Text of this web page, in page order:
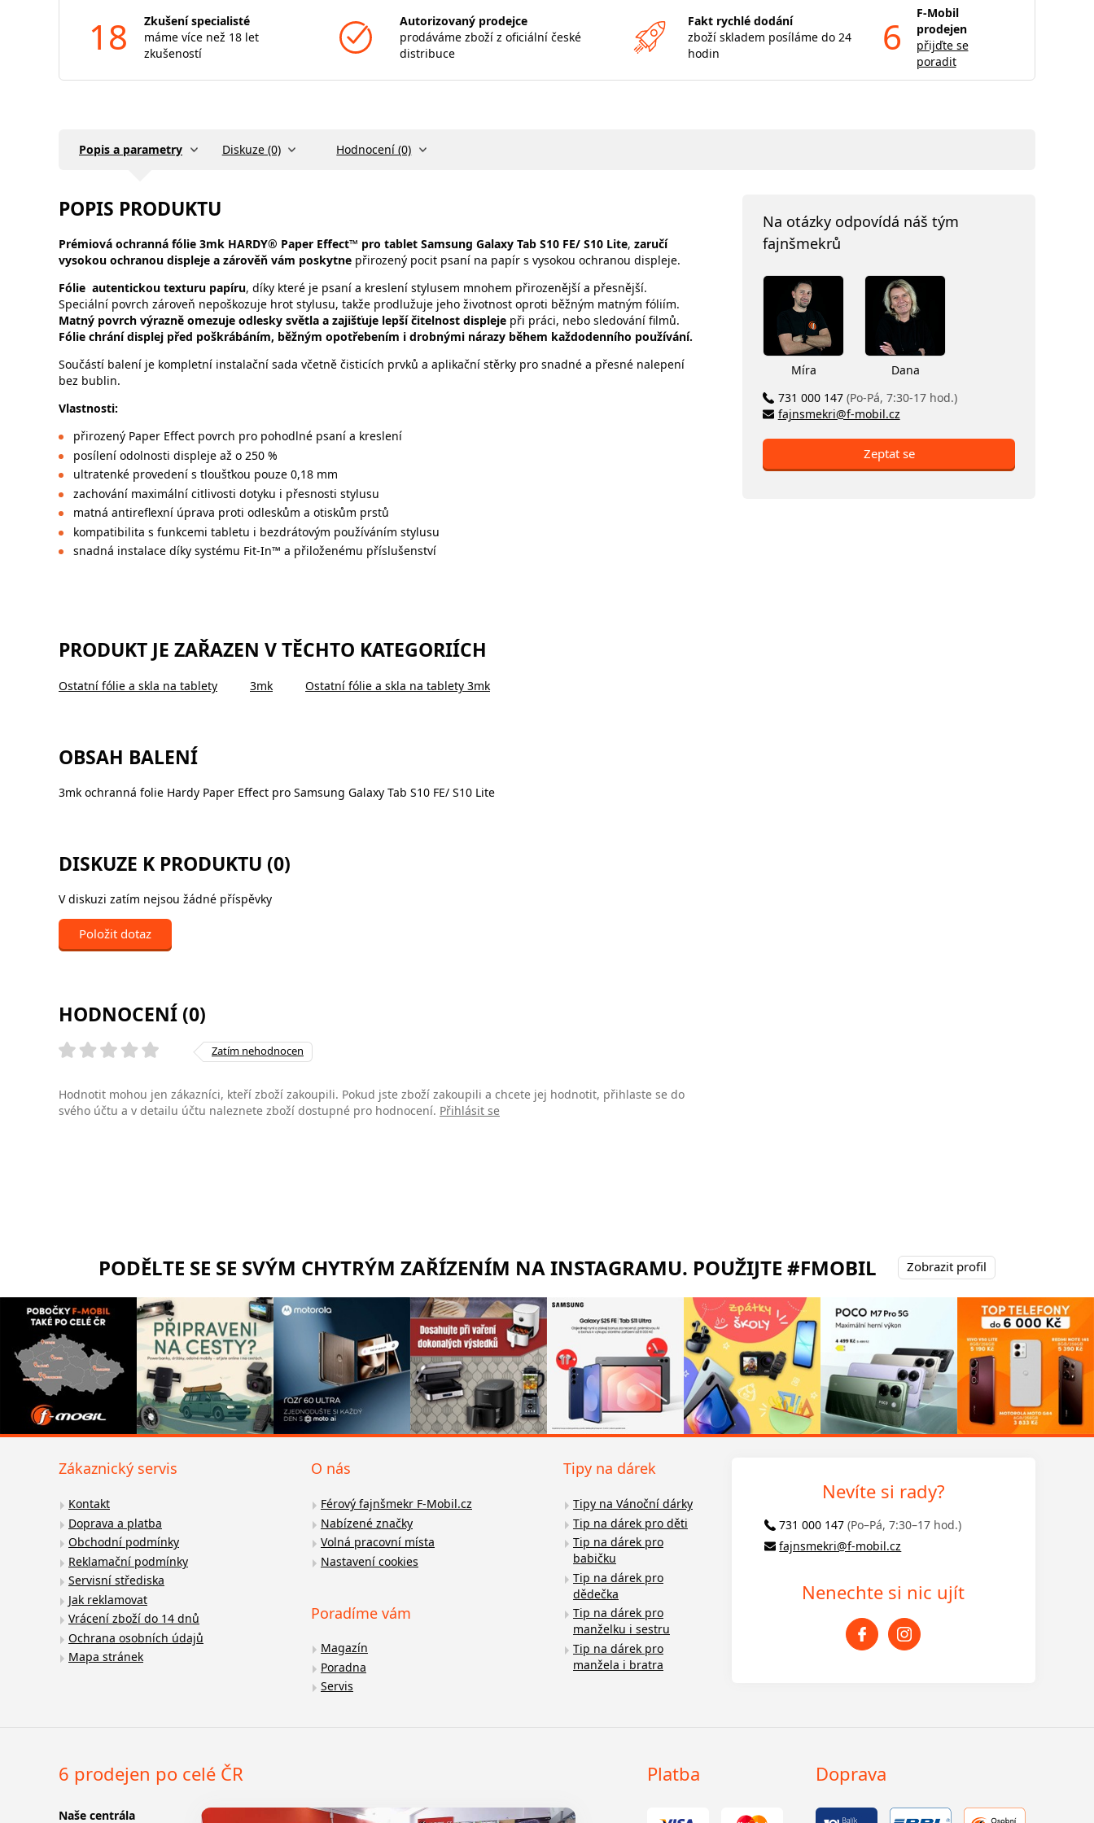
18
Zkušení specialisté
máme více než 18 let
zkušeností
Autorizovaný prodejce
prodáváme zboží z oficiální české
distribuce
Fakt rychlé dodání
zboží skladem posíláme do 24
hodin
6
F-Mobil
prodejen
přijďte se
poradit
Popis a parametry Diskuze (0) Hodnocení (0)
POPIS PRODUKTU
Prémiová ochranná fólie 3mk HARDY® Paper Effect™ pro tablet Samsung Galaxy Tab S10 FE/ S10 Lite, zaručí
vysokou ochranou displeje a zárověň vám poskytne přirozený pocit psaní na papír s vysokou ochranou displeje.
Fólie autentickou texturu papíru, díky které je psaní a kreslení stylusem mnohem přirozenější a přesnější.
Speciální povrch zároveň nepoškozuje hrot stylusu, takže prodlužuje jeho životnost oproti běžným matným fóliím.
Matný povrch výrazně omezuje odlesky světla a zajišťuje lepší čitelnost displeje při práci, nebo sledování filmů.
Fólie chrání displej před poškrábáním, běžným opotřebením i drobnými nárazy během každodenního používání.
Součástí balení je kompletní instalační sada včetně čisticích prvků a aplikační stěrky pro snadné a přesné nalepení
bez bublin.
Vlastnosti:
přirozený Paper Effect povrch pro pohodlné psaní a kreslení
posílení odolnosti displeje až o 250 %
ultratenké provedení s tloušťkou pouze 0,18 mm
zachování maximální citlivosti dotyku i přesnosti stylusu
matná antireflexní úprava proti odleskům a otiskům prstů
kompatibilita s funkcemi tabletu i bezdrátovým používáním stylusu
snadná instalace díky systému Fit-In™ a přiloženému příslušenství
PRODUKT JE ZAŘAZEN V TĚCHTO KATEGORIÍCH
Ostatní fólie a skla na tablety 3mk Ostatní fólie a skla na tablety 3mk
OBSAH BALENÍ
3mk ochranná folie Hardy Paper Effect pro Samsung Galaxy Tab S10 FE/ S10 Lite
DISKUZE K PRODUKTU (0)
V diskuzi zatím nejsou žádné příspěvky
Položit dotaz
HODNOCENÍ (0)
Zatím nehodnocen
Hodnotit mohou jen zákazníci, kteří zboží zakoupili. Pokud jste zboží zakoupili a chcete jej hodnotit, přihlaste se do
svého účtu a v detailu účtu naleznete zboží dostupné pro hodnocení. Přihlásit se
Na otázky odpovídá náš tým
fajnšmekrů
Míra
Dana
731 000 147 (Po-Pá, 7:30-17 hod.)
fajnsmekri@f-mobil.cz
Zeptat se
PODĚLTE SE SE SVÝM CHYTRÝM ZAŘÍZENÍM NA INSTAGRAMU. POUŽIJTE #FMOBIL Zobrazit profil
Zákaznický servis
Kontakt
Doprava a platba
Obchodní podmínky
Reklamační podmínky
Servisní střediska
Jak reklamovat
Vrácení zboží do 14 dnů
Ochrana osobních údajů
Mapa stránek
O nás
Férový fajnšmekr F-Mobil.cz
Nabízené značky
Volná pracovní místa
Nastavení cookies
Poradíme vám
Magazín
Poradna
Servis
Tipy na dárek
Tipy na Vánoční dárky
Tip na dárek pro děti
Tip na dárek pro
babičku
Tip na dárek pro
dědečka
Tip na dárek pro
manželku i sestru
Tip na dárek pro
manžela i bratra
Nevíte si rady?
731 000 147 (Po–Pá, 7:30–17 hod.)
fajnsmekri@f-mobil.cz
Nenechte si nic ujít
6 prodejen po celé ČR
Naše centrála
Platba Doprava